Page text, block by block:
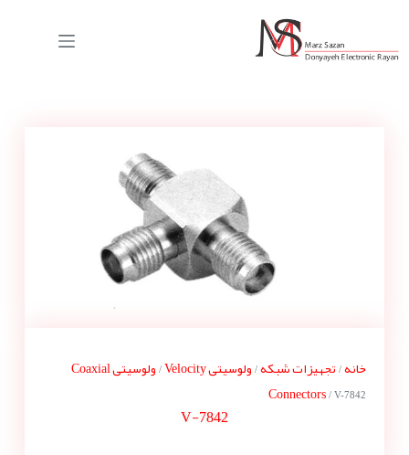
خانه/ تجهیزات شبکه/ ولوسیتی Velocity /
ولوسیتی Coaxial
Connectors / V-7842
V-7842